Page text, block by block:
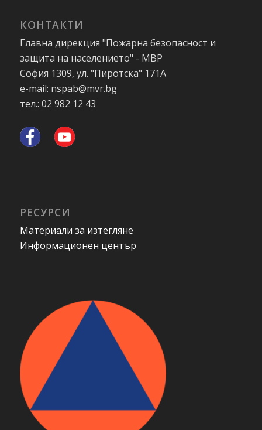
КОНТАКТИ
Главна дирекция "Пожарна безопасност и
защита на населението" - МВР
София 1309, ул. "Пиротска" 171А
e-mail: nspab@mvr.bg
тел.: 02 982 12 43
РЕСУРСИ
Материали за изтегляне
Информационен център